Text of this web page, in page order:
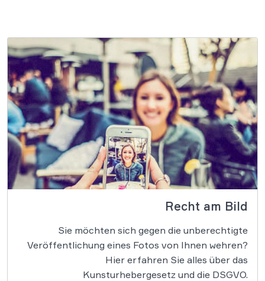
Recht am Bild
Sie möchten sich gegen die unberechtigte
Veröffentlichung eines Fotos von Ihnen wehren?
Hier erfahren Sie alles über das
Kunsturhebergesetz und die DSGVO.